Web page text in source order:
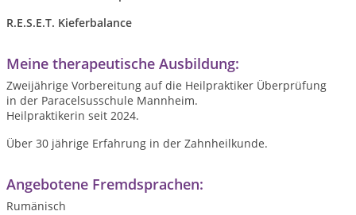
R.E.S.E.T. Kieferbalance
Meine therapeutische Ausbildung:
Zweijährige Vorbereitung auf die Heilpraktiker Überprüfung
in der Paracelsusschule Mannheim.
Heilpraktikerin seit 2024.
Über 30 jährige Erfahrung in der Zahnheilkunde.
Angebotene Fremdsprachen:
Rumänisch